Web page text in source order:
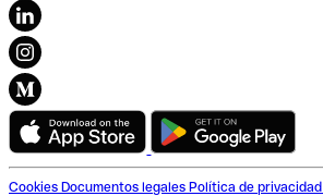
Cookies Documentos legales Política de privacidad